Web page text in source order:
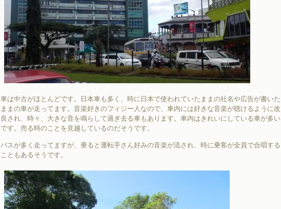
車は中古がほとんどです。日本車も多く、時に日本で使われていたままの社名や広告が書いた
ままの車が走ってます。音楽好きのフィジー人なので、車内には好きな音楽が聴けるように改
良され、時々、大きな音を鳴らして過ぎ去る車もあります。車内はきれいにしている車が多い
です。売る時のことを見越しているのだそうです。
バスが多く走ってますが、乗ると運転手さん好みの音楽が流され、時に乗客が全員で合唱する
こともあるそうです。